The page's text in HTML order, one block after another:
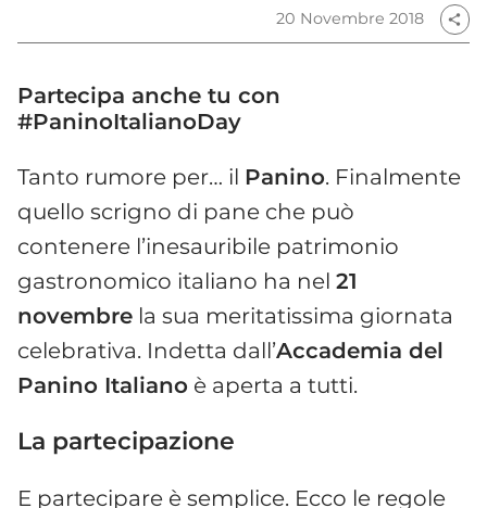
20 Novembre 2018 share
Partecipa anche tu con
#PaninoItalianoDay
Tanto rumore per… il Panino. Finalmente
quello scrigno di pane che può
contenere l’inesauribile patrimonio
gastronomico italiano ha nel 21
novembre la sua meritatissima giornata
celebrativa. Indetta dall’Accademia del
Panino Italiano è aperta a tutti.
La partecipazione
E partecipare è semplice. Ecco le regole